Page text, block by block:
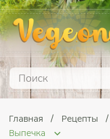
Главная Рецепты
Выпечка